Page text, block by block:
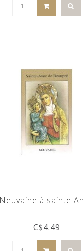
Neuvaine à sainte
C$4.49